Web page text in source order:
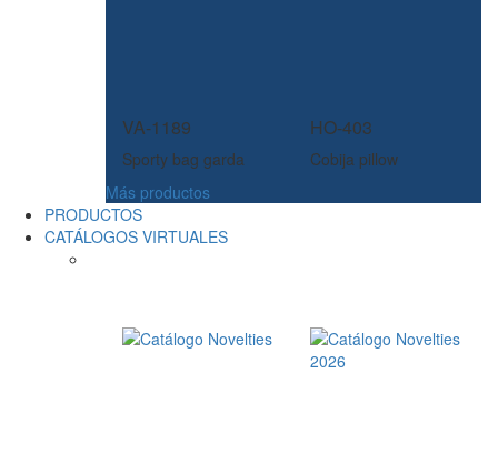
VA-1189
Sporty bag garda
HO-403
Cobija pillow
Más productos
PRODUCTOS
CATÁLOGOS VIRTUALES